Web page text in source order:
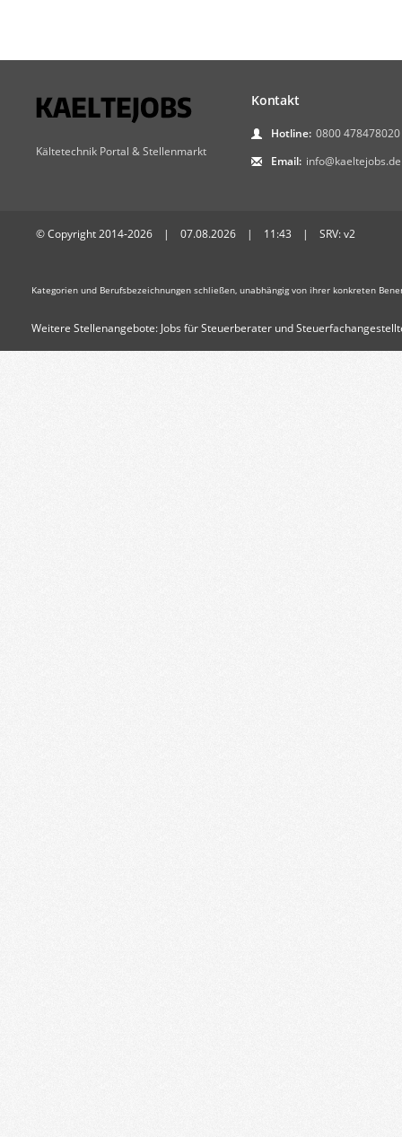
Kältetechnik Portal & Stellenmarkt
Kontakt
Hotline: 0800 478478020
Email: info@kaeltejobs.de
© Copyright 2014-2026 | 07.08.2026 | 11:43 | SRV: v2
Kategorien und Berufsbezeichnungen schließen, unabhängig von ihrer konkreten
Weitere Stellenangebote: Jobs für Steuerberater und